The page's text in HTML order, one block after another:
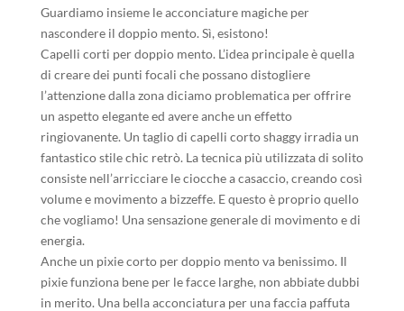
Guardiamo insieme le acconciature magiche per
nascondere il doppio mento. Sì, esistono!
Capelli corti per doppio mento. L’idea principale è quella
di creare dei punti focali che possano distogliere
l’attenzione dalla zona diciamo problematica per offrire
un aspetto elegante ed avere anche un effetto
ringiovanente. Un taglio di capelli corto shaggy irradia un
fantastico stile chic retrò. La tecnica più utilizzata di solito
consiste nell’arricciare le ciocche a casaccio, creando così
volume e movimento a bizzeffe. E questo è proprio quello
che vogliamo! Una sensazione generale di movimento e di
energia.
Anche un pixie corto per doppio mento va benissimo. Il
pixie funziona bene per le facce larghe, non abbiate dubbi
in merito. Una bella acconciatura per una faccia paffuta